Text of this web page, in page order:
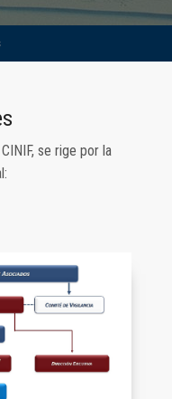
se rige por la